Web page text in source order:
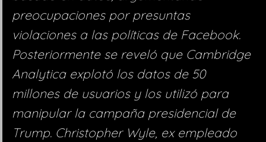
preocupaciones por presuntas
violaciones a las políticas de Facebook.
Posteriormente se reveló que Cambridge
Analytica explotó los datos de 50
millones de usuarios y los utilizó para
manipular la campaña presidencial de
Trump. Christopher Wyle, ex empleado